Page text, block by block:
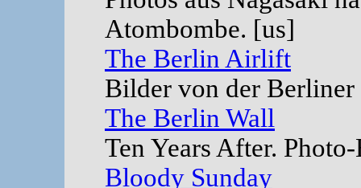
Atombombe. [us]
The Berlin Airlift
Bilder von der
The Berlin Wall
Ten Years After.
Bloody Sunday